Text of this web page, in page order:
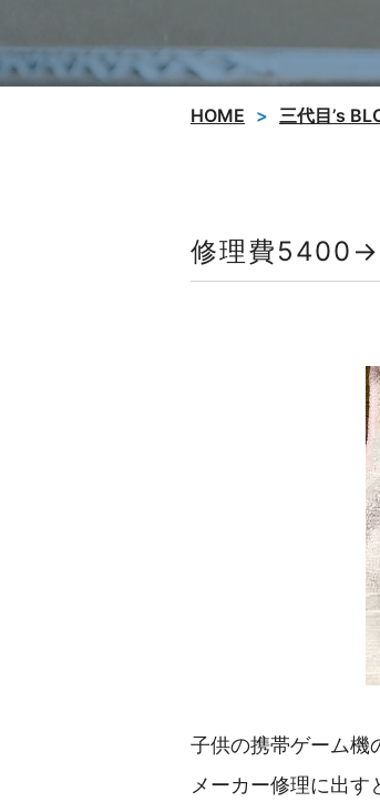
HOME 三代目’s
修理費
子供の携帯ゲーム機
メーカー修理に出